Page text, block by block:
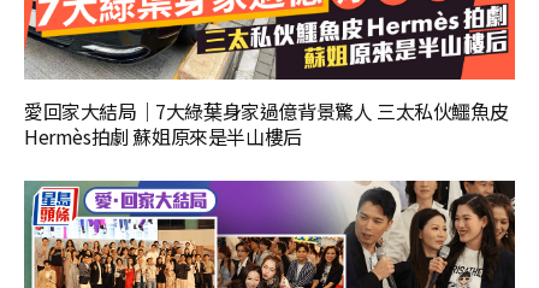
愛回家大結局｜7大綠葉身家過億背景驚人 三太私伙鱷魚皮
Hermès拍劇 蘇姐原來是半山樓后